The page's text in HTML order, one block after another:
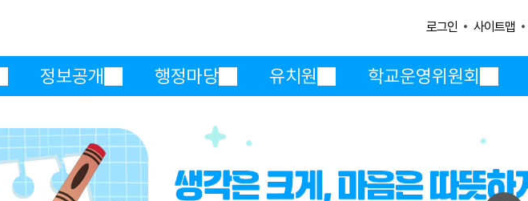
로그인 사이트맵
정보공개 행정마당 유치원 학교운영위원회